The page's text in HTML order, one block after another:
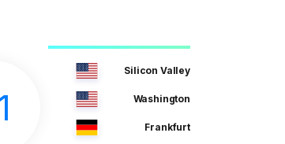
Silicon Valley
Washington
Frankfurt